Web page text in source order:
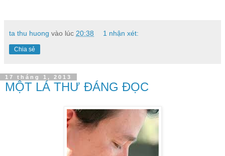
ta thu huong vào lúc 20:38 1 nhận xét:
Chia sẻ
17 tháng 1, 2013
MỘT LÁ THƯ ĐÁNG ĐỌC